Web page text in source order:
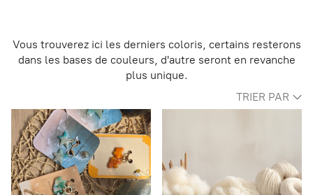
Vous trouverez ici les derniers coloris, certains resterons
dans les bases de couleurs, d'autre seront en revanche
plus unique.
TRIER PAR